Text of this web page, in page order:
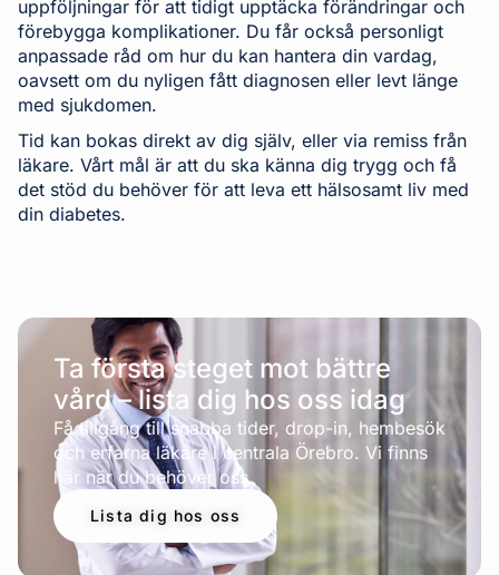
uppföljningar för att tidigt upptäcka förändringar och
förebygga komplikationer. Du får också personligt
anpassade råd om hur du kan hantera din vardag,
oavsett om du nyligen fått diagnosen eller levt länge
med sjukdomen.
Tid kan bokas direkt av dig själv, eller via remiss från
läkare. Vårt mål är att du ska känna dig trygg och få
det stöd du behöver för att leva ett hälsosamt liv med
din diabetes.
Ta första steget mot bättre
vård – lista dig hos oss idag
Få tillgång till snabba tider, drop-in, hembesök
och erfarna läkare i centrala Örebro. Vi finns
här när du behöver oss.
Lista dig hos oss